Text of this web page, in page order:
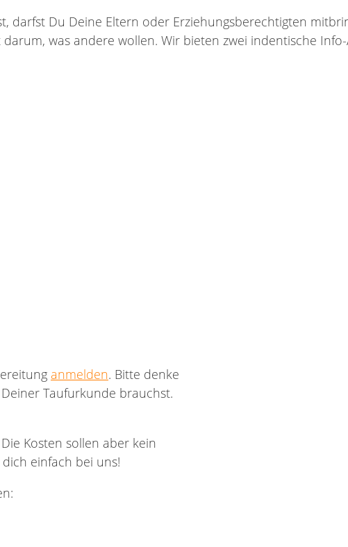
darfst Du Deine Eltern oder Erziehungsberechtigten
was andere wollen. Wir bieten zwei indentische
anmelden. Bitte denke
Taufurkunde brauchst.
Kosten sollen aber kein
einfach bei uns!